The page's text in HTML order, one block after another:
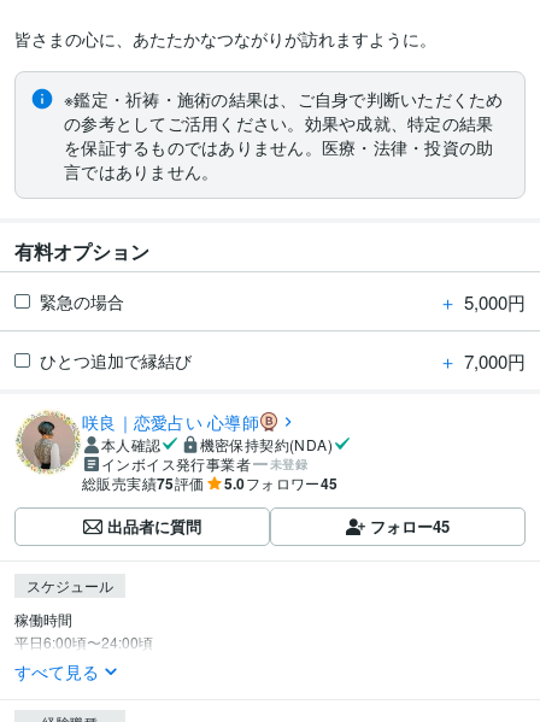
皆さまの心に、あたたかなつながりが訪れますように。
※鑑定・祈祷・施術の結果は、ご自身で判断いただくため
の参考としてご活用ください。効果や成就、特定の結果
を保証するものではありません。医療・法律・投資の助
言ではありません。
有料オプション
緊急の場合 ＋ 5,000円
ひとつ追加で縁結び ＋ 7,000円
咲良｜恋愛占い 心導師
本人確認
機密保持契約(NDA)
インボイス発行事業者
未登録
総販売実績75評価 5.0フォロワー45
出品者に質問 フォロー45
スケジュール
稼働時間
平日6:00頃〜24:00頃
すべて見る